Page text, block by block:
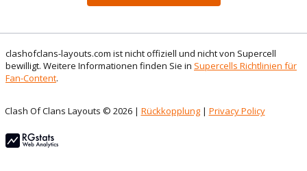
clashofclans-layouts.com ist nicht offiziell und nicht von Supercell
bewilligt. Weitere Informationen finden Sie in Supercells Richtlinien für
Fan-Content.
Clash Of Clans Layouts © 2026 | Rückkopplung| Privacy Policy